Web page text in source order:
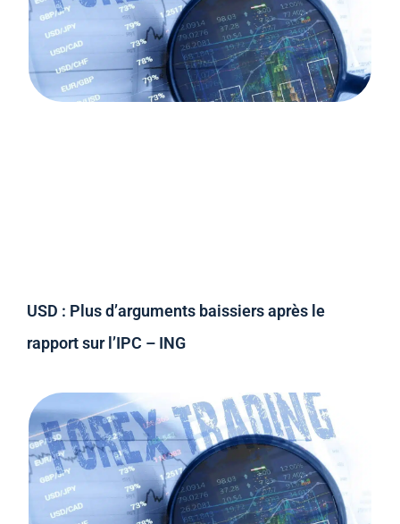
USD : Plus d’arguments baissiers après le
rapport sur l’IPC – ING